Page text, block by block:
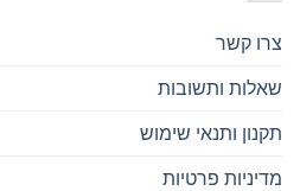
צרו קשר
שאלות ותשובות
תקנון ותנאי שימוש
מדיניות פרטיות